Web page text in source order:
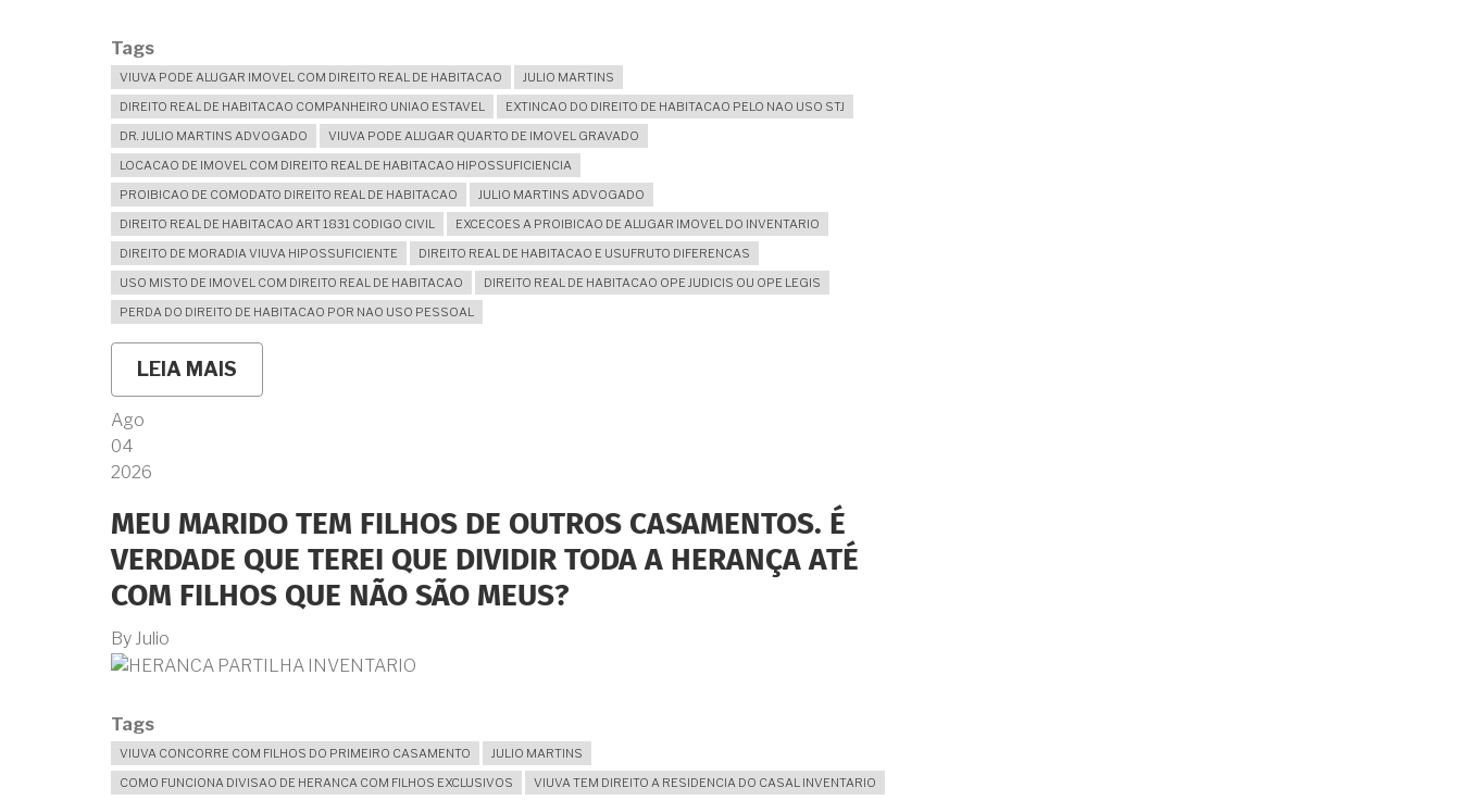
Tags
VIUVA PODE ALUGAR IMOVEL COM DIREITO REAL DE HABITACAO
JULIO MARTINS
DIREITO REAL DE HABITACAO COMPANHEIRO UNIAO ESTAVEL
EXTINCAO DO DIREITO DE HABITACAO PELO NAO USO STJ
DR. JULIO MARTINS ADVOGADO
VIUVA PODE ALUGAR QUARTO DE IMOVEL GRAVADO
LOCACAO DE IMOVEL COM DIREITO REAL DE HABITACAO HIPOSSUFICIENCIA
PROIBICAO DE COMODATO DIREITO REAL DE HABITACAO
JULIO MARTINS ADVOGADO
DIREITO REAL DE HABITACAO ART 1831 CODIGO CIVIL
EXCECOES A PROIBICAO DE ALUGAR IMOVEL DO INVENTARIO
DIREITO DE MORADIA VIUVA HIPOSSUFICIENTE
DIREITO REAL DE HABITACAO E USUFRUTO DIFERENCAS
USO MISTO DE IMOVEL COM DIREITO REAL DE HABITACAO
DIREITO REAL DE HABITACAO OPE JUDICIS OU OPE LEGIS
PERDA DO DIREITO DE HABITACAO POR NAO USO PESSOAL
LEIA MAIS
DIREITO
PODE
ALUGAR
NEM
EMPRESTAR
O
Ago
04
2026
MEU MARIDO TEM FILHOS DE OUTROS CASAMENTOS. É
VERDADE QUE TEREI QUE DIVIDIR TODA A HERANÇA ATÉ
COM FILHOS QUE NÃO SÃO MEUS?
By Julio
Tags
VIUVA CONCORRE COM FILHOS DO PRIMEIRO CASAMENTO
JULIO MARTINS
COMO FUNCIONA DIVISAO DE HERANCA COM FILHOS EXCLUSIVOS
VIUVA TEM DIREITO A RESIDENCIA DO CASAL INVENTARIO